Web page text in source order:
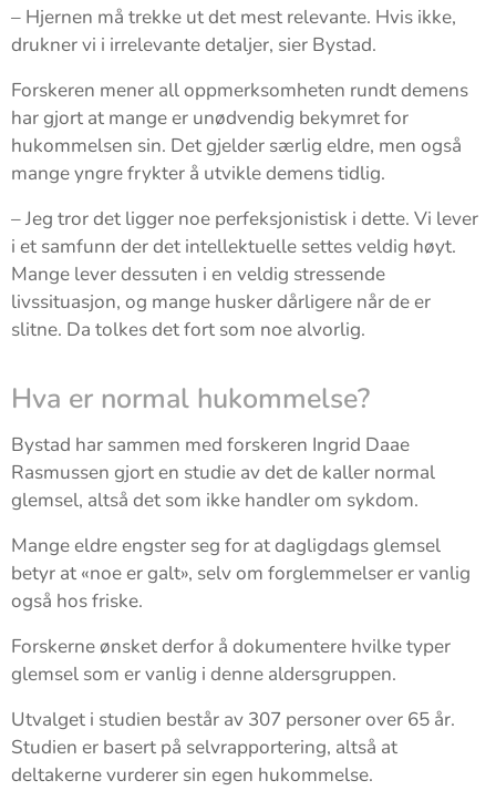
– Hjernen må trekke ut det mest relevante. Hvis ikke,
drukner vi i irrelevante detaljer, sier Bystad.
Forskeren mener all oppmerksomheten rundt demens
har gjort at mange er unødvendig bekymret for
hukommelsen sin. Det gjelder særlig eldre, men også
mange yngre frykter å utvikle demens tidlig.
– Jeg tror det ligger noe perfeksjonistisk i dette. Vi lever
i et samfunn der det intellektuelle settes veldig høyt.
Mange lever dessuten i en veldig stressende
livssituasjon, og mange husker dårligere når de er
slitne. Da tolkes det fort som noe alvorlig.
Hva er normal hukommelse?
Bystad har sammen med forskeren Ingrid Daae
Rasmussen gjort en studie av det de kaller normal
glemsel, altså det som ikke handler om sykdom.
Mange eldre engster seg for at dagligdags glemsel
betyr at «noe er galt», selv om forglemmelser er vanlig
også hos friske.
Forskerne ønsket derfor å dokumentere hvilke typer
glemsel som er vanlig i denne aldersgruppen.
Utvalget i studien består av 307 personer over 65 år.
Studien er basert på selvrapportering, altså at
deltakerne vurderer sin egen hukommelse.